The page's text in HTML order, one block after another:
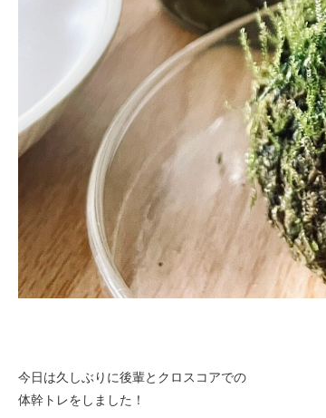
今日は久しぶりに後輩とクロスコアでの
体幹トレをしました！